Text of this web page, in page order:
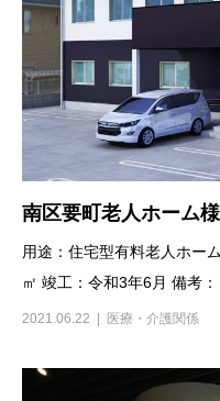
南区要町老人ホーム様
用途：住宅型有料老人ホ
㎡ 竣工：令和3年6月 備考：
2021.06.22 医療・介護関係